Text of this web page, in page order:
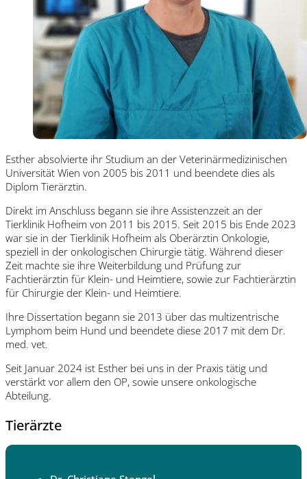
Esther absolvierte ihr Studium an der Veterinärmedizinischen
Universität Wien von 2005 bis 2011 und beendete dies als
Diplom Tierärztin.
Direkt im Anschluss begann sie ihre Assistenzzeit an der
Tierklinik Hofheim von 2011 bis 2015. Seit 2015 bis Ende 2023
war sie in der Tierklinik Hofheim als Oberärztin Onkologie,
speziell in der onkologischen Chirurgie tätig. Während dieser
Zeit machte sie ihre Weiterbildung und Prüfung zur
Fachtierärztin für Klein- und Heimtiere, sowie zur Fachtierärztin
für Chirurgie der Klein- und Heimtiere.
Ihre Dissertation begann sie 2013 über das multizentrische
Lymphom beim Hund und beendete diese 2017 mit dem Dr.
med. vet.
Seit Januar 2024 ist Esther bei uns in der Praxis tätig und
verstärkt vor allem den OP, sowie unsere onkologische
Abteilung.
Tierärzte